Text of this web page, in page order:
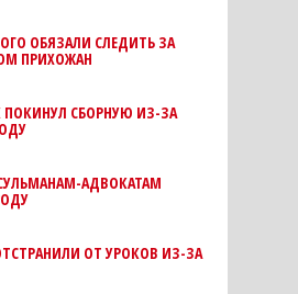
ОБЯЗАЛИ СЛЕДИТЬ ЗА
ПРИХОЖАН
ПОКИНУЛ СБОРНУЮ ИЗ-ЗА
АДВОКАТАМ
ОТ УРОКОВ ИЗ-ЗА